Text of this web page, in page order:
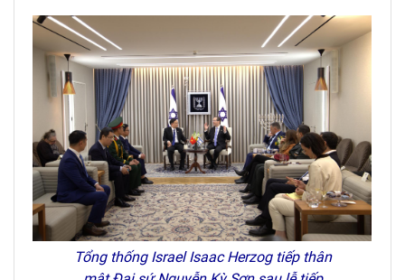
Tổng thống Israel Isaac Herzog tiếp thân